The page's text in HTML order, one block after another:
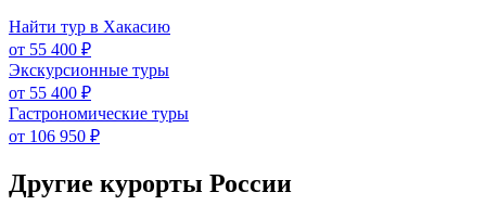
Найти тур в Хакасию
от 55 400 ₽
Экскурсионные туры
от 55 400 ₽
Гастрономические туры
от 106 950 ₽
Другие курорты России